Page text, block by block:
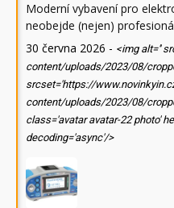
Moderní vybavení pro
neobejde (nejen)
30 června 2026 - <img alt=''
content/uploads/2023/08/
srcset='https://
content/uploads/2023/08/
class='avatar avatar-22 photo'
decoding='async'/>